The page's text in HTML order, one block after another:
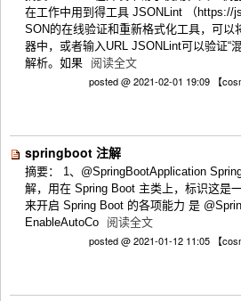
在工作中用到得工具 JSONLint （https://
SON的在线验证和重新格式化工具，可以
器中，或者输入URL JSONLint可以验证“
解析。如果
阅读全文
posted @ 2021-02-01 19:09 【
springboot 注解
摘要： 1、@SpringBootApplication
解，用在 Spring Boot 主类上，标识这是
来开启 Spring Boot 的各项能力 是
EnableAutoCo
阅读全文
posted @ 2021-01-12 11:05 【